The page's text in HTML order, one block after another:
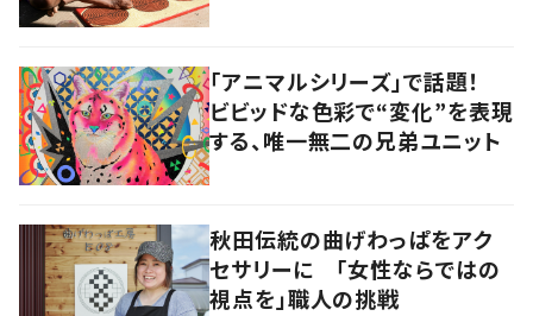
「アニマルシリーズ」で話題！
ビビッドな色彩で“変化”を表現
する、唯一無二の兄弟ユニット
秋田伝統の曲げわっぱをアク
セサリーに 「女性ならではの
視点を」職人の挑戦